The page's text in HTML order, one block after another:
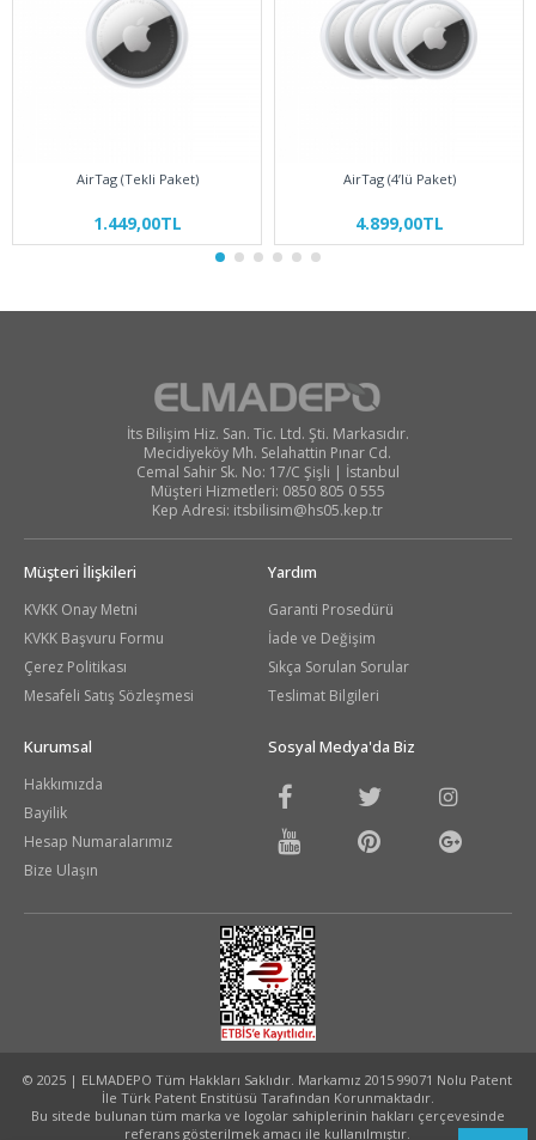
AirTag (Tekli Paket)
1.449,00TL
AirTag (4’lü Paket)
4.899,00TL
İts Bilişim Hiz. San. Tic. Ltd. Şti. Markasıdır.
Mecidiyeköy Mh. Selahattin Pınar Cd.
Cemal Sahir Sk. No: 17/C Şişli | İstanbul
Müşteri Hizmetleri: 0850 805 0 555
Kep Adresi: itsbilisim@hs05.kep.tr
Müşteri İlişkileri
KVKK Onay Metni
KVKK Başvuru Formu
Çerez Politikası
Mesafeli Satış Sözleşmesi
Yardım
Garanti Prosedürü
İade ve Değişim
Sıkça Sorulan Sorular
Teslimat Bilgileri
Kurumsal
Hakkımızda
Bayilik
Hesap Numaralarımız
Bize Ulaşın
Sosyal Medya'da Biz
© 2025 | ELMADEPO Tüm Hakkları Saklıdır. Markamız 2015 99071 Nolu Patent
İle Türk Patent Enstitüsü Tarafından Korunmaktadır.
Bu sitede bulunan tüm marka ve logolar sahiplerinin hakları çerçevesinde
referans gösterilmek amacı ile kullanılmıştır.